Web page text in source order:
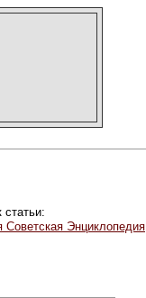
статьи:
Советская Энциклопедия